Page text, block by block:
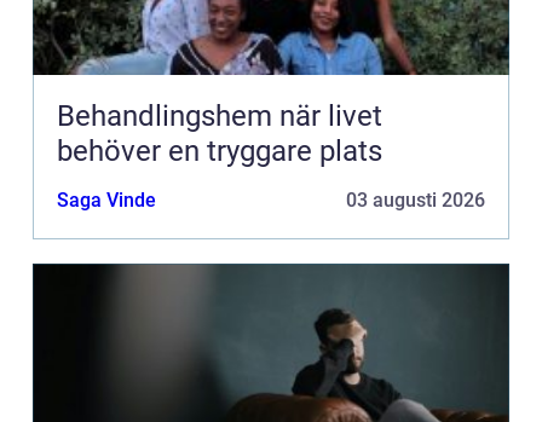
Behandlingshem när livet
behöver en tryggare plats
Saga Vinde 03 augusti 2026